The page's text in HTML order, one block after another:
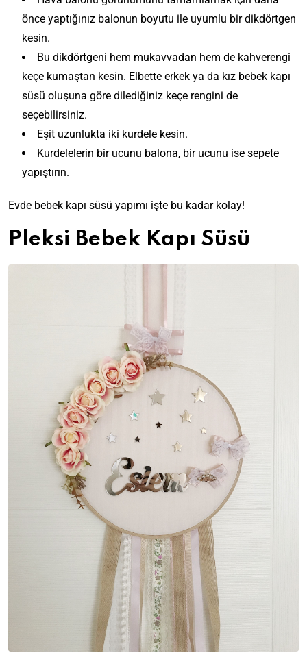
önce yaptığınız balonun boyutu ile uyumlu bir dikdörtgen
kesin.
Bu dikdörtgeni hem mukavvadan hem de kahverengi
keçe kumaştan kesin. Elbette erkek ya da kız bebek kapı
süsü oluşuna göre dilediğiniz keçe rengini de
seçebilirsiniz.
Eşit uzunlukta iki kurdele kesin.
Kurdelelerin bir ucunu balona, bir ucunu ise sepete
yapıştırın.
Evde bebek kapı süsü yapımı işte bu kadar kolay!
Pleksi Bebek Kapı Süsü